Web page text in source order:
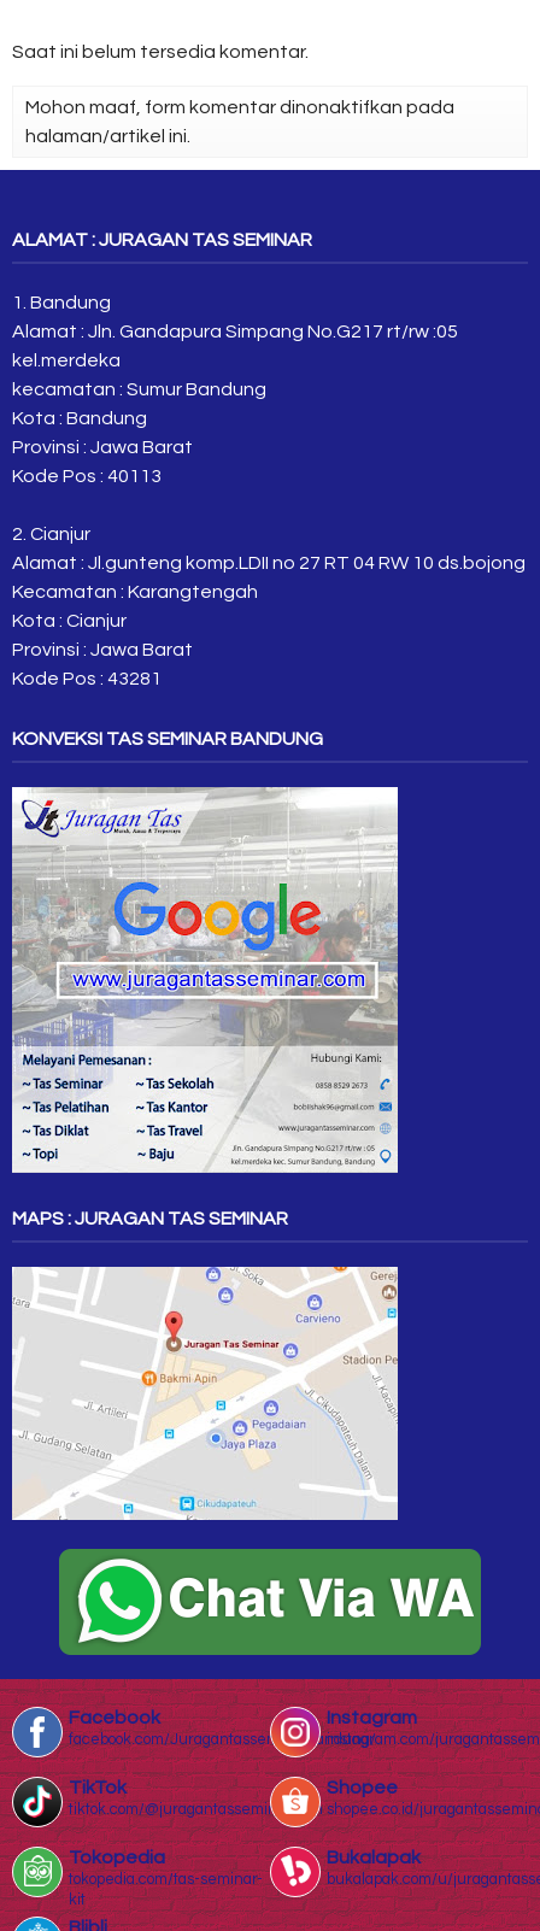
Saat ini belum tersedia komentar.
Mohon maaf, form komentar dinonaktifkan pada
halaman/artikel ini.
ALAMAT : JURAGAN TAS SEMINAR
1. Bandung
Alamat : Jln. Gandapura Simpang No.G217 rt/rw :05
kel.merdeka
kecamatan : Sumur Bandung
Kota : Bandung
Provinsi : Jawa Barat
Kode Pos : 40113
2. Cianjur
Alamat : Jl.gunteng komp.LDII no 27 RT 04 RW 10 ds.bojong
Kecamatan : Karangtengah
Kota : Cianjur
Provinsi : Jawa Barat
Kode Pos : 43281
KONVEKSI TAS SEMINAR BANDUNG
MAPS : JURAGAN TAS SEMINAR
Facebook
facebook.com/Juragantasseminarbandung/
Instagram
instagram.com/
TikTok
tiktok.com/@juragantasseminar.com
Shopee
shopee.co.id/
Tokopedia
tokopedia.com/tas-seminar-
kit
Bukalapak
bukalapak.com/u/